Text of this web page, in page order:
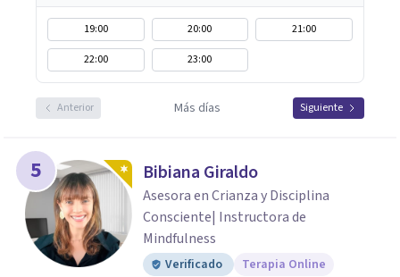
19:00 20:00
21:00
22:00
23:00
Anterior Más días Siguiente
5 Bibiana Giraldo
Asesora en Crianza y Disciplina
Consciente| Instructora de
Mindfulness
Verificado Terapia Online